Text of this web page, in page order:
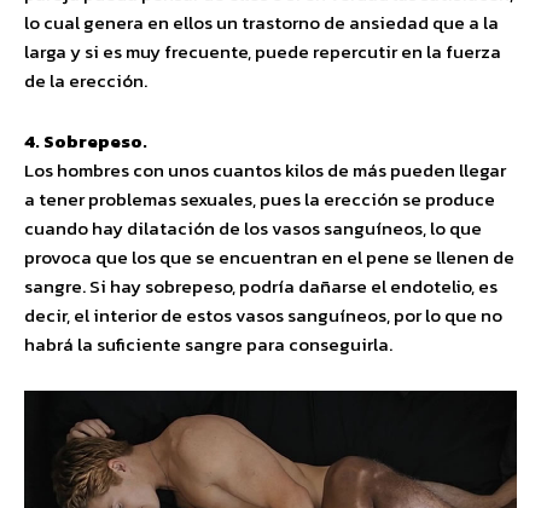
lo cual genera en ellos un trastorno de ansiedad que a la
larga y si es muy frecuente, puede repercutir en la fuerza
de la erección.
4. Sobrepeso.
Los hombres con unos cuantos kilos de más pueden llegar
a tener problemas sexuales, pues la erección se produce
cuando hay dilatación de los vasos sanguíneos, lo que
provoca que los que se encuentran en el pene se llenen de
sangre. Si hay sobrepeso, podría dañarse el endotelio, es
decir, el interior de estos vasos sanguíneos, por lo que no
habrá la suficiente sangre para conseguirla.